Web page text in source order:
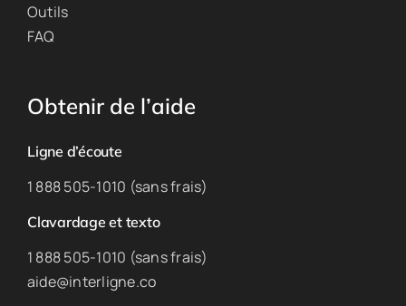
Outils
FAQ
Obtenir de l’aide
Ligne d’écoute
1 888 505-1010 (sans frais)
Clavardage et texto
1 888 505-1010 (sans frais)
aide@interligne.co